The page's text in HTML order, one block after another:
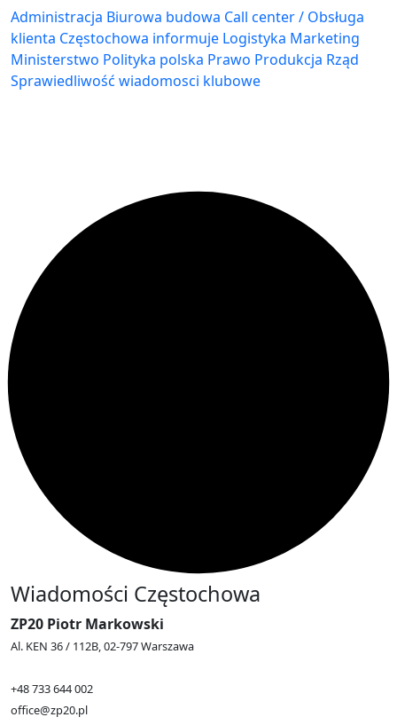
Administracja Biurowa budowa Call center / Obsługa
klienta Częstochowa informuje Logistyka Marketing
Ministerstwo Polityka polska Prawo Produkcja Rząd
Sprawiedliwość wiadomosci klubowe
Wiadomości Częstochowa
ZP20 Piotr Markowski
Al. KEN 36 / 112B, 02-797 Warszawa
+48 733 644 002
office@zp20.pl